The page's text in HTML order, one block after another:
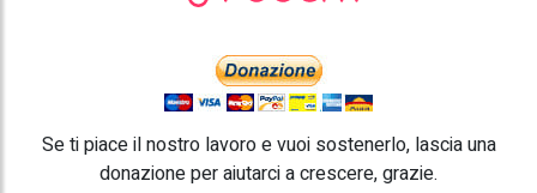
Se ti piace il nostro lavoro e vuoi sostenerlo, lascia una
donazione per aiutarci a crescere, grazie.